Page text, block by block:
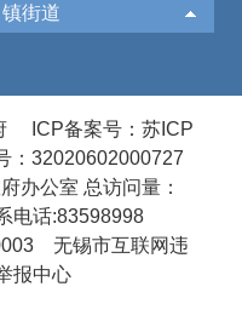
镇街道
ICP备案号：苏ICP
：32020602000727
办公室 总访问量：
电话:83598998
无锡市互联网违
报中心